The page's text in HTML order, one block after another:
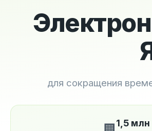
для сокращения
1,5 млн